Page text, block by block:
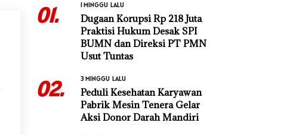
01. 1 MINGGU LALU
Dugaan Korupsi Rp 218 Juta
Praktisi Hukum Desak SPI
BUMN dan Direksi PT PMN
Usut Tuntas
02. 3 MINGGU LALU
Peduli Kesehatan Karyawan
Pabrik Mesin Tenera Gelar
Aksi Donor Darah Mandiri